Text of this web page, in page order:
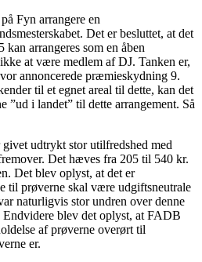
Fyn arrangere en
Det er besluttet, at det
arrangeres som en åben
at være medlem af DJ. Tanken er,
annoncerede præmieskydning 9.
til et egnet areal til dette, kan det
”ud i landet” til dette arrangement. Så
udtrykt stor utilfredshed med
Det hæves fra 205 til 540 kr.
Det blev oplyst, at det er
til prøverne skal være udgiftsneutrale
naturligvis stor undren over denne
Endvidere blev det oplyst, at FADB
af prøverne overørt til
er.